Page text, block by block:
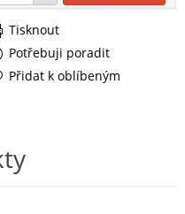
Potřebuji poradit
Tisknout
Přidat k oblíbeným